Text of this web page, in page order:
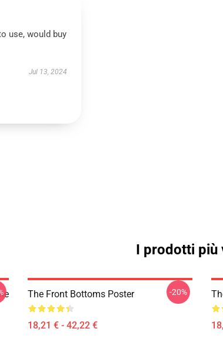
use, would buy
Jul 13, 2024
I prodotti più
The Front Bottoms Poster
18,21 € - 42,22 €
-20%